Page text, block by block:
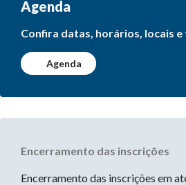
Agenda
Confira datas, horários, locais e
Agenda
Encerramento das inscrições
Encerramento das inscrições em